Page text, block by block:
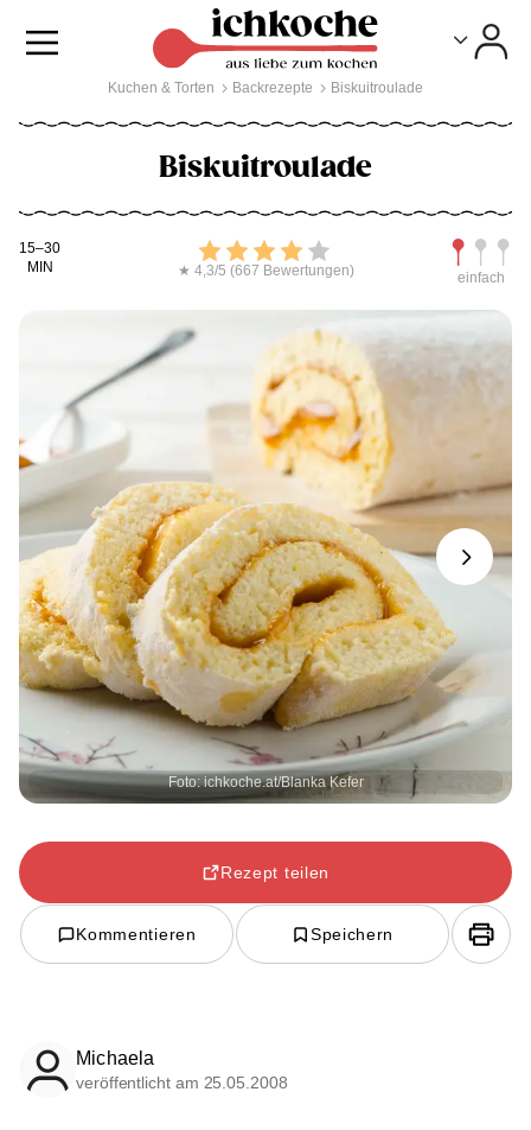
Kuchen & Torten Backrezepte Biskuitroulade
Biskuitroulade
Kochdauer
15–30
MIN
Bewerten
★ 4,3/5 (667 Bewertungen) einfach
Foto: ichkoche.at/Blanka Kefer
Next
Rezept teilen
Kommentieren Speichern
Michaela
veröffentlicht am 25.05.2008